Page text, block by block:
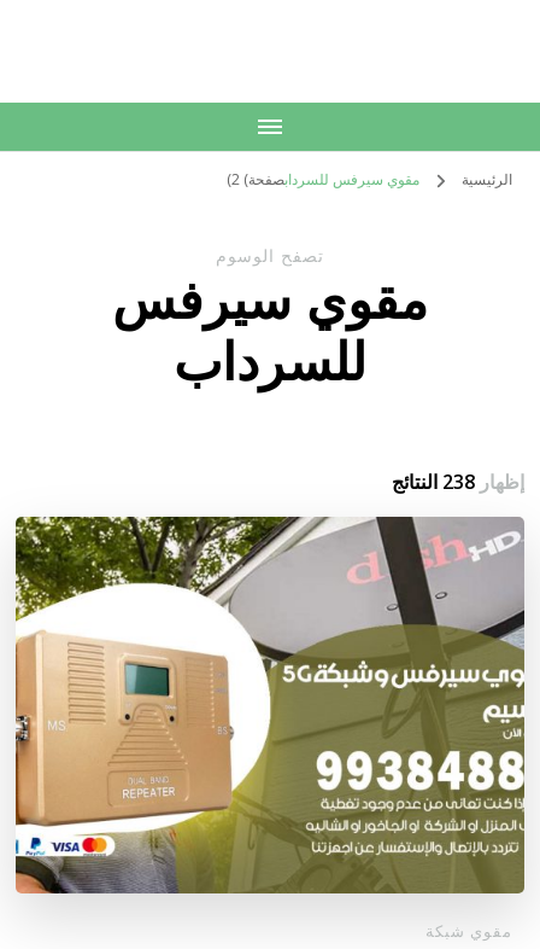
الرئيسية مقوي سيرفس للسردابصفحة) 2)
تصفح الوسوم
مقوي سيرفس
للسرداب
إظهار238 النتائج
مقوي شبكة